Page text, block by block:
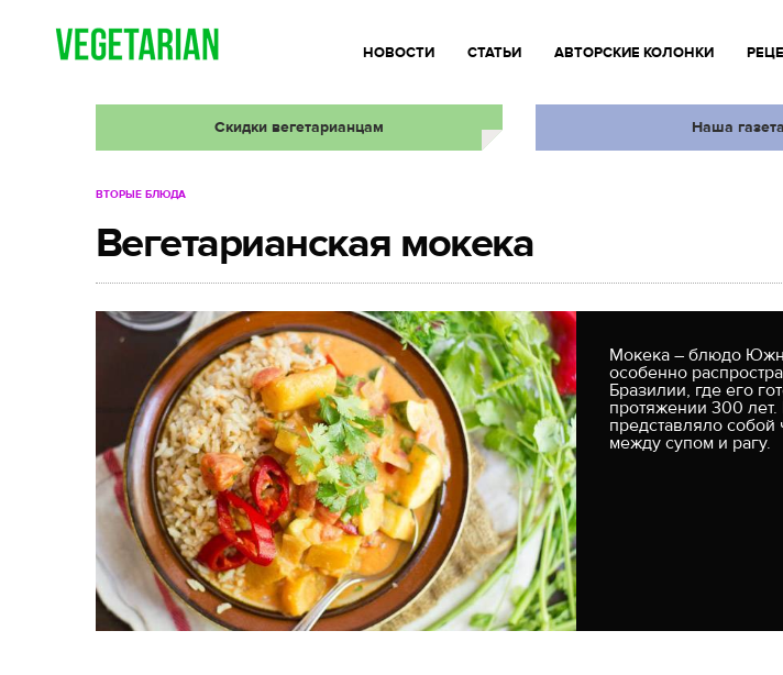
НОВОСТИ СТАТЬИ АВТОРСКИЕ КОЛОНКИ
Скидки вегетарианцам Наша газета
ВТОРЫЕ БЛЮДА
Вегетарианская мокека
Мокека – блюдо
особенно
Бразилии, где его
протяжении 300
представляло собой
между супом и рагу.